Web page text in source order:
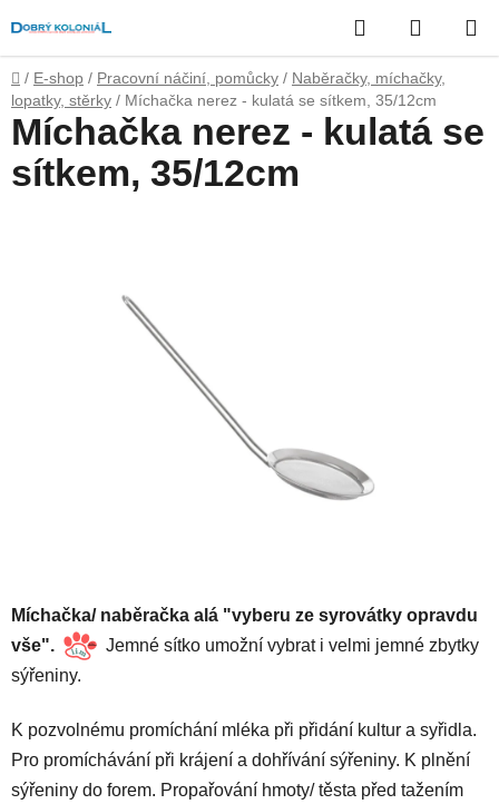
na
obsah
Hledat
KOŠÍK
Domů
/ E-shop / Pracovní náčiní, pomůcky / Naběračky, míchačky,
lopatky, stěrky / Míchačka nerez - kulatá se sítkem, 35/12cm
Míchačka/ naběračka alá "vyberu ze syrovátky opravdu
vše".
Jemné sítko umožní vybrat i velmi jemné zbytky
sýřeniny.
K pozvolnému promíchání mléka při přidání kultur a syřidla.
Pro promíchávání při krájení a dohřívání sýřeniny. K plnění
sýřeniny do forem. Propařování hmoty/ těsta před tažením
Míchačka nerez - kulatá se
sítkem, 35/12cm